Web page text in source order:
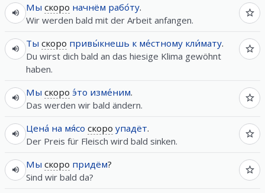
Мы скоро начнём рабо́ту.
Wir werden bald mit der Arbeit anfangen.
Ты скоро привы́кнешь к ме́стному кли́мату.
Du wirst dich bald an das hiesige Klima gewöhnt
haben.
Мы скоро э́то изме́ним.
Das werden wir bald ändern.
Цена́ на мя́со скоро упадёт.
Der Preis für Fleisch wird bald sinken.
Мы скоро придём?
Sind wir bald da?